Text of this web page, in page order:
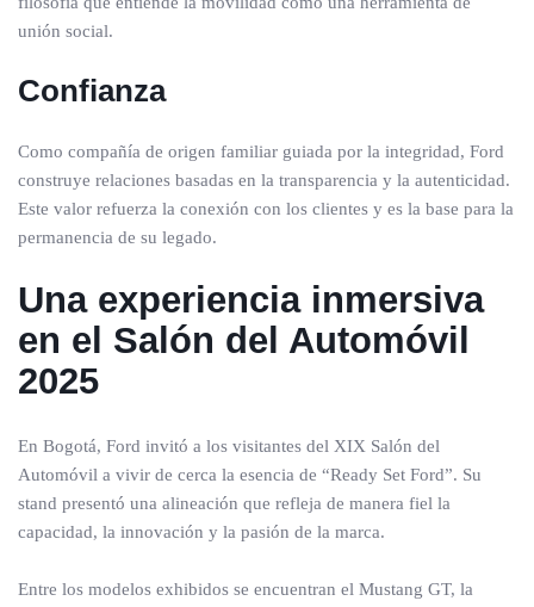
unión social.
Confianza
Como compañía de origen familiar guiada por la integridad, Ford
construye relaciones basadas en la transparencia y la autenticidad.
Este valor refuerza la conexión con los clientes y es la base para la
permanencia de su legado.
Una experiencia inmersiva
en el Salón del Automóvil
2025
En Bogotá, Ford invitó a los visitantes del XIX Salón del
Automóvil a vivir de cerca la esencia de “Ready Set Ford”. Su
stand presentó una alineación que refleja de manera fiel la
capacidad, la innovación y la pasión de la marca.
Entre los modelos exhibidos se encuentran el Mustang GT, la